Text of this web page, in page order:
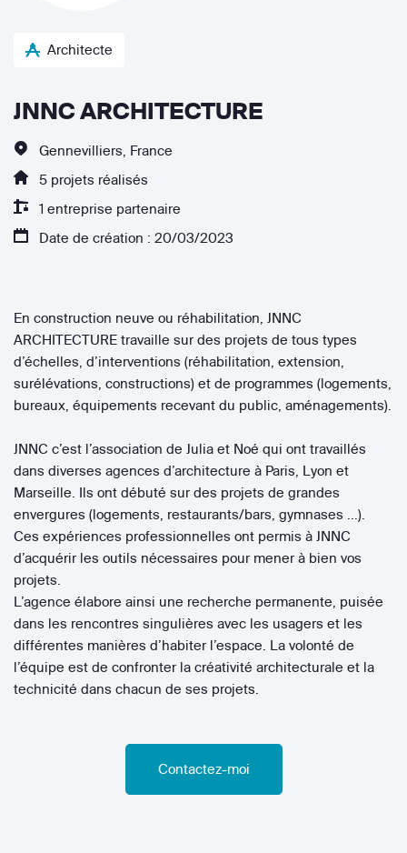
Architecte
JNNC ARCHITECTURE
Gennevilliers, France
5 projets réalisés
1 entreprise partenaire
Date de création : 20/03/2023
En construction neuve ou réhabilitation, JNNC
ARCHITECTURE travaille sur des projets de tous types
d’échelles, d’interventions (réhabilitation, extension,
surélévations, constructions) et de programmes (logements,
bureaux, équipements recevant du public, aménagements).
JNNC c’est l’association de Julia et Noé qui ont travaillés
dans diverses agences d’architecture à Paris, Lyon et
Marseille. Ils ont débuté sur des projets de grandes
envergures (logements, restaurants/bars, gymnases …).
Ces expériences professionnelles ont permis à JNNC
d’acquérir les outils nécessaires pour mener à bien vos
projets.
L’agence élabore ainsi une recherche permanente, puisée
dans les rencontres singulières avec les usagers et les
différentes manières d’habiter l’espace. La volonté de
l’équipe est de confronter la créativité architecturale et la
technicité dans chacun de ses projets.
Contactez-moi